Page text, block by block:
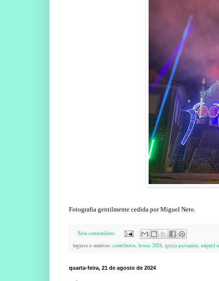
Fotografia gentilmente cedida por Miguel Neto.
Sem comentários:
lugares e motivos: contributos, festas 2024, igreja paroquial miguel
quarta-feira, 21 de agosto de 2024